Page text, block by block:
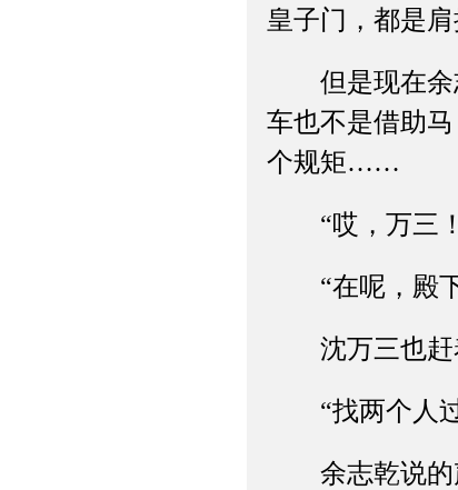
皇子门，都是
但是现在余志
车也不是借助
个规矩……
“哎，万三
“在呢，殿
沈万三也赶着
“找两个人过
余志乾说的声